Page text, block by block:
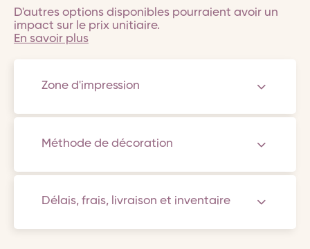
D'autres options disponibles pourraient avoir un
impact sur le prix unitiaire.
En savoir plus
Zone d'impression
Méthode de décoration
Délais, frais, livraison et inventaire